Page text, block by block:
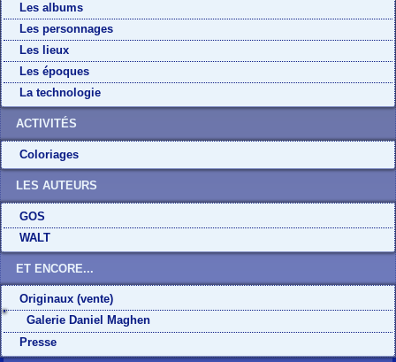
Les albums
Les personnages
Les lieux
Les époques
La technologie
ACTIVITÉS
Coloriages
LES AUTEURS
GOS
WALT
ET ENCORE...
Originaux (vente)
Galerie Daniel Maghen
Presse